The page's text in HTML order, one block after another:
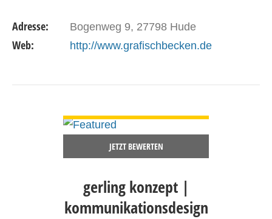
Adresse: Bogenweg 9, 27798 Hude
Web: http://www.grafischbecken.de
JETZT BEWERTEN
gerling konzept |
kommunikationsdesign